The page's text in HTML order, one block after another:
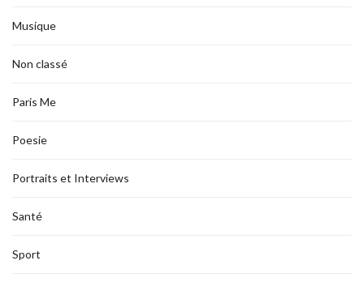
Musique
Non classé
Paris Me
Poesie
Portraits et Interviews
Santé
Sport